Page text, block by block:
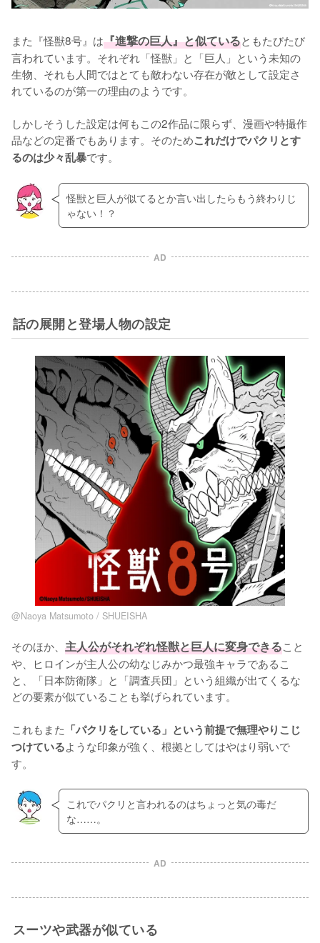
また『怪獣8号』は『進撃の巨人』と似ているともたびたび
言われています。それぞれ「怪獣」と「巨人」という未知の
生物、それも人間ではとても敵わない存在が敵として設定さ
れているのが第一の理由のようです。
しかしそうした設定は何もこの2作品に限らず、漫画や特撮作
品などの定番でもあります。そのためこれだけでパクリとす
るのは少々乱暴です。
怪獣と巨人が似てるとか言い出したらもう終わりじ
ゃない！？
AD
話の展開と登場人物の設定
@Naoya Matsumoto / SHUEISHA
そのほか、 主人公がそれぞれ怪獣と巨人に変身できること
や、ヒロインが主人公の幼なじみかつ最強キャラであるこ
と、「日本防衛隊」と「調査兵団」という組織が出てくるな
どの要素が似ていることも挙げられています。
これもまた 「パクリをしている」という前提で無理やりこじ
つけているような印象が強く、根拠としてはやはり弱いで
す。
これでパクリと言われるのはちょっと気の毒だ
な……。
AD
スーツや武器が似ている